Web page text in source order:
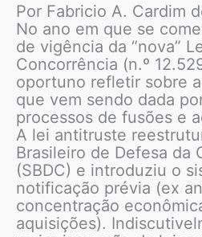
Por Fabricio A. Cardim
No ano em que se
de vigência da “nova”
Concorrência (n.º
oportuno refletir sobre
que vem sendo dada
processos de fusões e
A lei antitruste
Brasileiro de Defesa da
(SBDC) e introduziu o
notificação prévia (ex
concentração
aquisições).